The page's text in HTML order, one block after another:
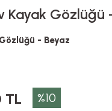
Kayak Gözlüğü
- Beyaz
TL %10